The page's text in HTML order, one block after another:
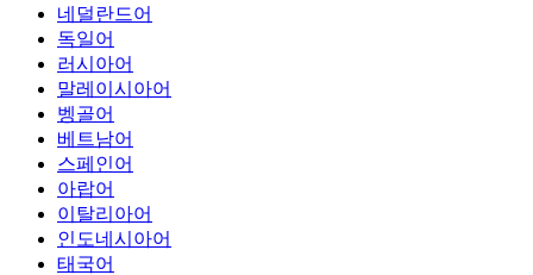
네덜란드어
독일어
러시아어
말레이시아어
벵골어
베트남어
스페인어
아랍어
이탈리아어
인도네시아어
태국어